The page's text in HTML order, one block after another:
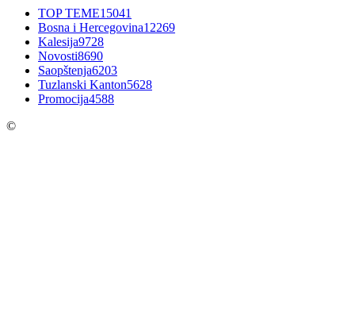
TOP TEME15041
Bosna i Hercegovina12269
Kalesija9728
Novosti8690
Saopštenja6203
Tuzlanski Kanton5628
Promocija4588
©